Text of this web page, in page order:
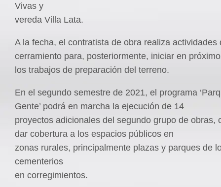
Vivas y
vereda Villa Lata.
A la fecha, el contratista de obra realiza actividades
cerramiento para, posteriormente, iniciar en
los trabajos de preparación del terreno.
En el segundo semestre de 2021, el programa
Gente’ podrá en marcha la ejecución de 14
proyectos adicionales del segundo grupo de obras,
dar cobertura a los espacios públicos en
zonas rurales, principalmente plazas y parques de
cementerios
en corregimientos.